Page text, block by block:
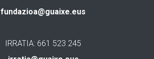
fundazioa@guaixe.eus
IRRATIA: 661 523 245